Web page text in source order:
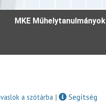
MKE Műhelytanulmányok
a szótárba |
Segítség